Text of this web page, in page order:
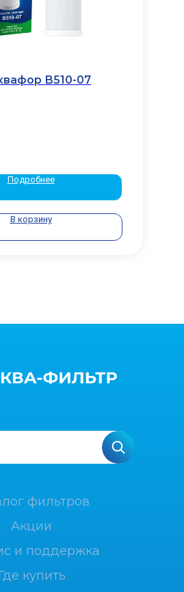
В510-07
Подробнее
В корзину
фильтров
Акции
и поддержка
купить